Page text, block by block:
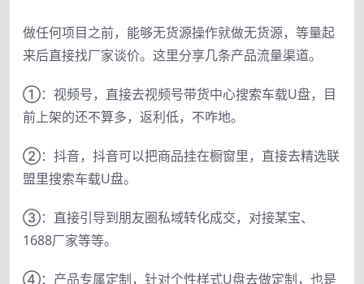
做任何项目之前，能够无货源操作就做无货源，等量起
来后直接找厂家谈价。这里分享几条产品流量渠道。
①：视频号，直接去视频号带货中心搜索车载U盘，目
前上架的还不算多，返利低，不咋地。
②：抖音，抖音可以把商品挂在橱窗里，直接去精选联
盟里搜索车载U盘。
③：直接引导到朋友圈私域转化成交，对接某宝、
1688厂家等等。
④：产品专属定制，针对个性样式U盘去做定制，也是